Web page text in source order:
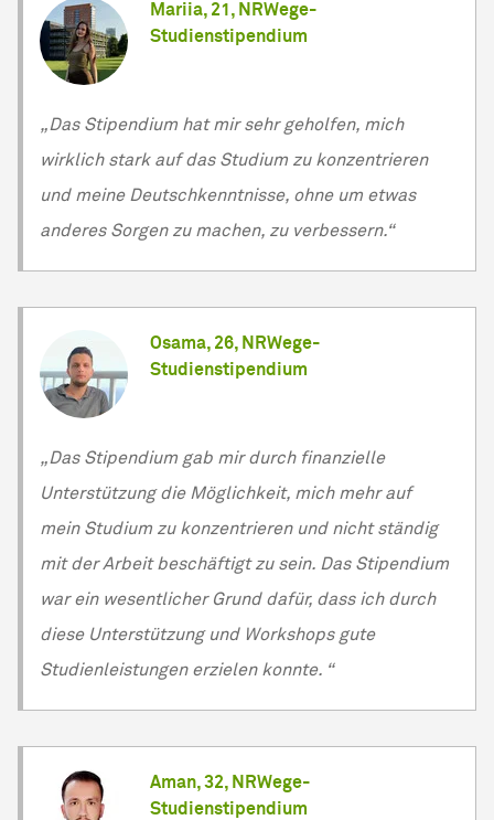
Mariia, 21, NRWege-
Studienstipendium
„Das Stipendium hat mir sehr geholfen, mich
wirklich stark auf das Studium zu konzentrieren
und meine Deutschkenntnisse, ohne um etwas
anderes Sorgen zu machen, zu verbessern.“
Osama, 26, NRWege-
Studienstipendium
„Das Stipendium gab mir durch finanzielle
Unterstützung die Möglichkeit, mich mehr auf
mein Studium zu konzentrieren und nicht ständig
mit der Arbeit beschäftigt zu sein. Das Stipendium
war ein wesentlicher Grund dafür, dass ich durch
diese Unterstützung und Workshops gute
Studienleistungen erzielen konnte. “
Aman, 32, NRWege-
Studienstipendium